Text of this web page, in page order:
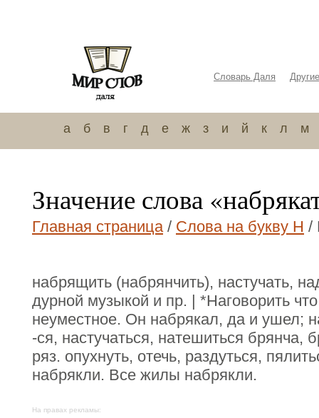
Словарь Даля
а б в г д е ж з и й к л м
Значение слова
Главная страница/ Слова на букву Н /
набрящить (набрянчить), настучать,
дурной музыкой и пр. | *Наговорить
неуместное. Он набрякал, да и ушел;
-ся, настучаться, натешиться брянча,
ряз. опухнуть, отечь, раздуться,
набрякли. Все жилы набрякли.
На правах рекламы: